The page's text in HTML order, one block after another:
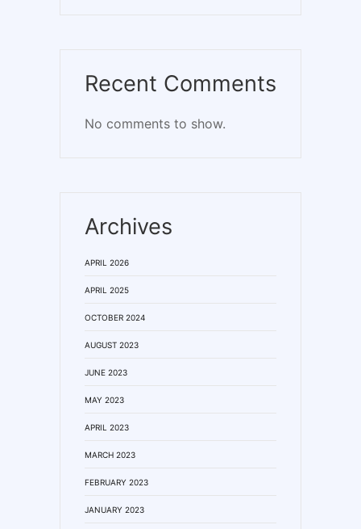
Recent Comments
No comments to show.
Archives
APRIL 2026
APRIL 2025
OCTOBER 2024
AUGUST 2023
JUNE 2023
MAY 2023
APRIL 2023
MARCH 2023
FEBRUARY 2023
JANUARY 2023